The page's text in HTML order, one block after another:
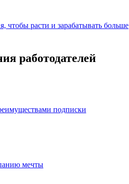
чтобы расти и зарабатывать больше
работодателей
подписки
мечты